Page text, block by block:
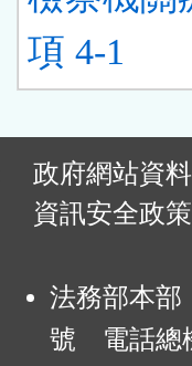
項 4-1
政府網站資
資訊安全政策
法務部本部
號 電話總